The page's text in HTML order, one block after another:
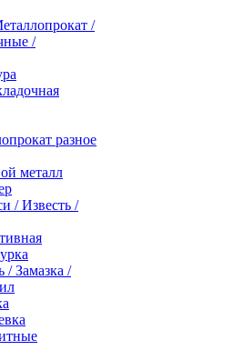
/
/
разное
металл
/ Известь /
/ Замазка /